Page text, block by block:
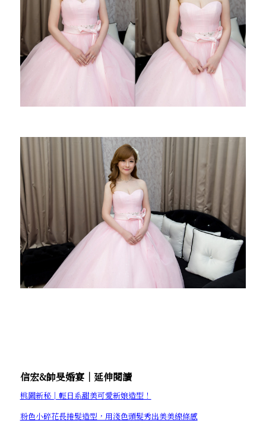
信宏&帥旻婚宴│延伸閱讀
桃園新秘│輕日系甜美可愛新娘造型！
粉色小碎花長捲髮造型，用淺色頭髮秀出美美線條感